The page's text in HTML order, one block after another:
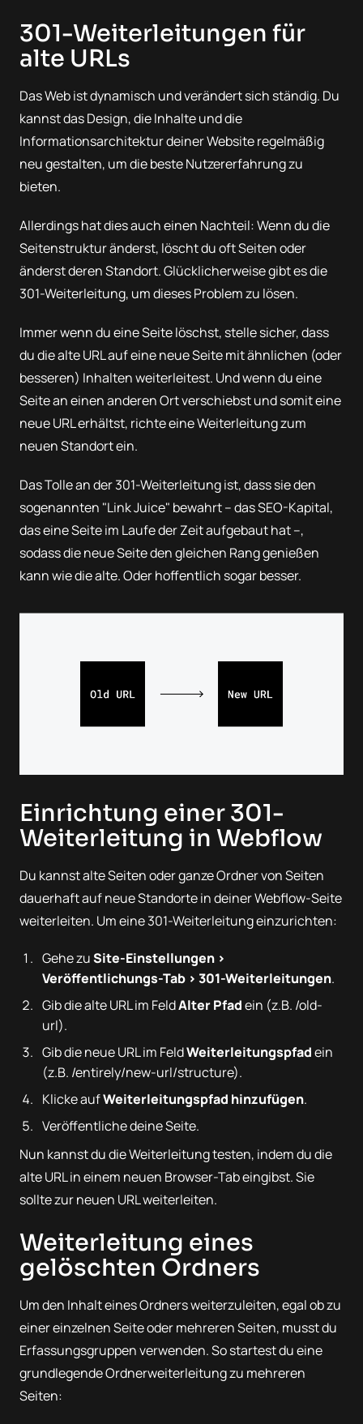
301-Weiterleitungen für
alte URLs
Das Web ist dynamisch und verändert sich ständig. Du
kannst das Design, die Inhalte und die
Informationsarchitektur deiner Website regelmäßig
neu gestalten, um die beste Nutzererfahrung zu
bieten.
Allerdings hat dies auch einen Nachteil: Wenn du die
Seitenstruktur änderst, löscht du oft Seiten oder
änderst deren Standort. Glücklicherweise gibt es die
301-Weiterleitung, um dieses Problem zu lösen.
Immer wenn du eine Seite löschst, stelle sicher, dass
du die alte URL auf eine neue Seite mit ähnlichen (oder
besseren) Inhalten weiterleitest. Und wenn du eine
Seite an einen anderen Ort verschiebst und somit eine
neue URL erhältst, richte eine Weiterleitung zum
neuen Standort ein.
Das Tolle an der 301-Weiterleitung ist, dass sie den
sogenannten "Link Juice" bewahrt – das SEO-Kapital,
das eine Seite im Laufe der Zeit aufgebaut hat –,
sodass die neue Seite den gleichen Rang genießen
kann wie die alte. Oder hoffentlich sogar besser.
Einrichtung einer 301-
Weiterleitung in Webflow
Du kannst alte Seiten oder ganze Ordner von Seiten
dauerhaft auf neue Standorte in deiner Webflow-Seite
weiterleiten. Um eine 301-Weiterleitung einzurichten:
Gehe zuSite-Einstellungen >
Veröffentlichungs-Tab > 301-Weiterleitungen.
Gib die alte URL im FeldAlter Pfadein (z.B. /old-
url).
Gib die neue URL im FeldWeiterleitungspfadein
(z.B. /entirely/new-url/structure).
Klicke aufWeiterleitungspfad hinzufügen.
Veröffentliche deine Seite.
Nun kannst du die Weiterleitung testen, indem du die
alte URL in einem neuen Browser-Tab eingibst. Sie
sollte zur neuen URL weiterleiten.
Weiterleitung eines
gelöschten Ordners
Um den Inhalt eines Ordners weiterzuleiten, egal ob zu
einer einzelnen Seite oder mehreren Seiten, musst du
Erfassungsgruppen verwenden. So startest du eine
grundlegende Ordnerweiterleitung zu mehreren
Seiten: